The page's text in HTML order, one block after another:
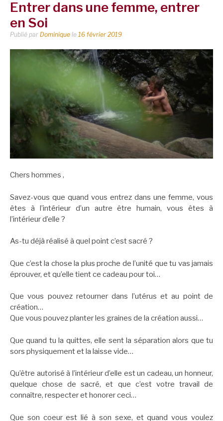
Entrer dans une femme, entrer
en Soi
Publié par Dominique le 16 février 2019
Chers hommes ,
Savez-vous que quand vous entrez dans une femme, vous
êtes à l’intérieur d’un autre être humain, vous êtes à
l’intérieur d’elle ?
As-tu déjà réalisé à quel point c’est sacré ?
Que c’est la chose la plus proche de l’unité que tu vas jamais
éprouver, et qu’elle tient ce cadeau pour toi…
Que vous pouvez retourner dans l’utérus et au point de
création…
Que vous pouvez planter les graines de la création aussi…
Que quand tu la quittes, elle sent la séparation alors que tu
sors physiquement et la laisse vide…
Qu’être autorisé à l’intérieur d’elle est un cadeau, un honneur,
quelque chose de sacré, et que c’est votre travail de
connaître, respecter et honorer ceci…
Que son coeur est lié à son sexe, et quand vous voulez